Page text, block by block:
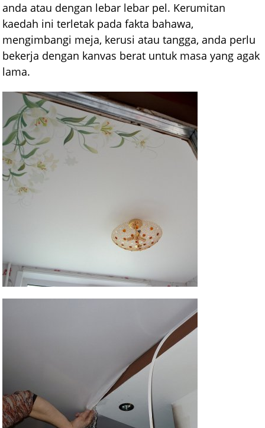
anda atau dengan lebar lebar pel. Kerumitan
kaedah ini terletak pada fakta bahawa,
mengimbangi meja, kerusi atau tangga, anda perlu
bekerja dengan kanvas berat untuk masa yang agak
lama.